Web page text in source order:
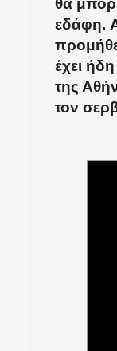
θα
εδάφη.
έχει
της
τον